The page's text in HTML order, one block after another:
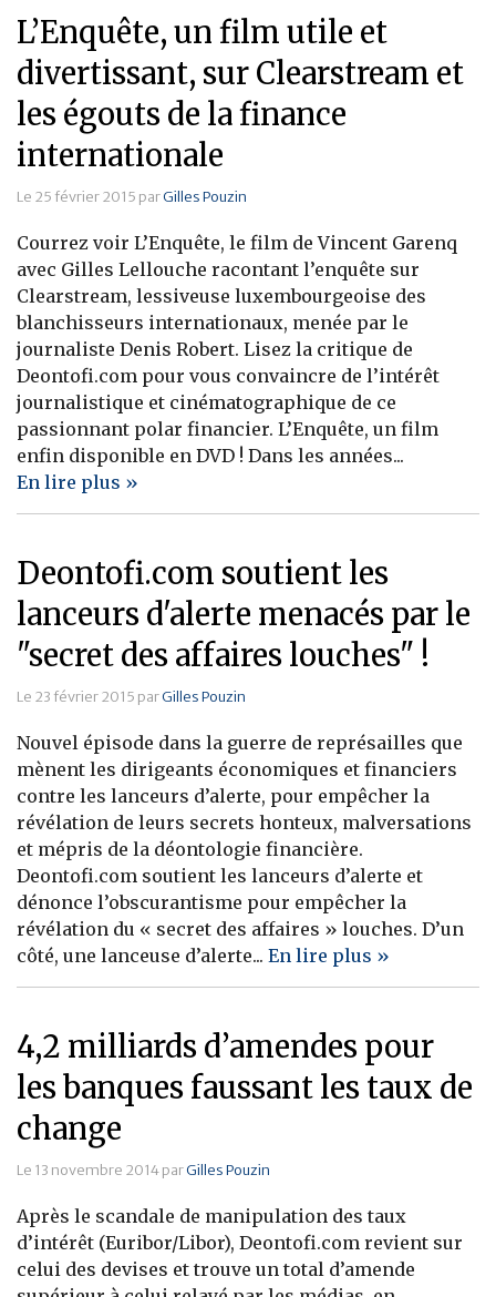
L’Enquête, un film utile et
divertissant, sur Clearstream et
les égouts de la finance
internationale
Le 25 février 2015 parGilles Pouzin
Courrez voir L’Enquête, le film de Vincent Garenq
avec Gilles Lellouche racontant l’enquête sur
Clearstream, lessiveuse luxembourgeoise des
blanchisseurs internationaux, menée par le
journaliste Denis Robert. Lisez la critique de
Deontofi.com pour vous convaincre de l’intérêt
journalistique et cinématographique de ce
passionnant polar financier. L’Enquête, un film
enfin disponible en DVD ! Dans les années...
En lire plus »
Deontofi.com soutient les
lanceurs d'alerte menacés par le
"secret des affaires louches" !
Le 23 février 2015 parGilles Pouzin
Nouvel épisode dans la guerre de représailles que
mènent les dirigeants économiques et financiers
contre les lanceurs d’alerte, pour empêcher la
révélation de leurs secrets honteux, malversations
et mépris de la déontologie financière.
Deontofi.com soutient les lanceurs d’alerte et
dénonce l’obscurantisme pour empêcher la
révélation du « secret des affaires » louches. D’un
côté, une lanceuse d’alerte... En lire plus »
4,2 milliards d’amendes pour
les banques faussant les taux de
change
Le 13 novembre 2014 parGilles Pouzin
Après le scandale de manipulation des taux
d’intérêt (Euribor/Libor), Deontofi.com revient sur
celui des devises et trouve un total d’amende